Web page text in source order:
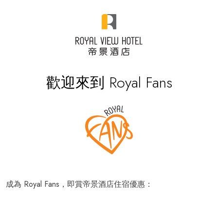
歡迎來到 Royal Fans
成為 Royal Fans，即賞帝景酒店住宿優惠：